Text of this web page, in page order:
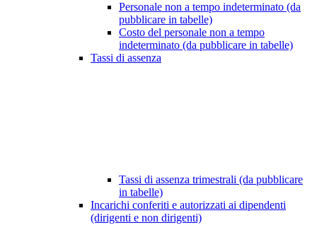
Personale non a tempo indeterminato (da
pubblicare in tabelle)
Costo del personale non a tempo
indeterminato (da pubblicare in tabelle)
Tassi di assenza
Tassi di assenza trimestrali (da pubblicare
in tabelle)
Incarichi conferiti e autorizzati ai dipendenti
(dirigenti e non dirigenti)